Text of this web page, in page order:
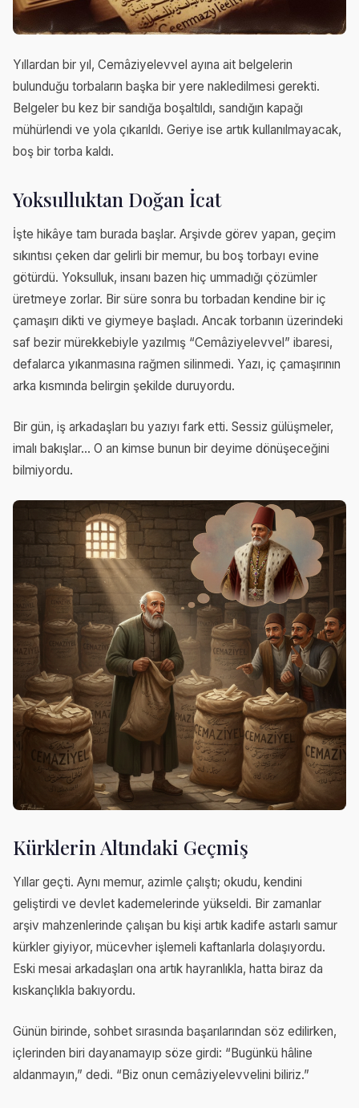
Yıllardan bir yıl, Cemâziyelevvel ayına ait belgelerin
bulunduğu torbaların başka bir yere nakledilmesi gerekti.
Belgeler bu kez bir sandığa boşaltıldı, sandığın kapağı
mühürlendi ve yola çıkarıldı. Geriye ise artık kullanılmayacak,
boş bir torba kaldı.
Yoksulluktan Doğan İcat
İşte hikâye tam burada başlar. Arşivde görev yapan, geçim
sıkıntısı çeken dar gelirli bir memur, bu boş torbayı evine
götürdü. Yoksulluk, insanı bazen hiç ummadığı çözümler
üretmeye zorlar. Bir süre sonra bu torbadan kendine bir iç
çamaşırı dikti ve giymeye başladı. Ancak torbanın üzerindeki
saf bezir mürekkebiyle yazılmış “Cemâziyelevvel” ibaresi,
defalarca yıkanmasına rağmen silinmedi. Yazı, iç çamaşırının
arka kısmında belirgin şekilde duruyordu.
Bir gün, iş arkadaşları bu yazıyı fark etti. Sessiz gülüşmeler,
imalı bakışlar… O an kimse bunun bir deyime dönüşeceğini
bilmiyordu.
Kürklerin Altındaki Geçmiş
Yıllar geçti. Aynı memur, azimle çalıştı; okudu, kendini
geliştirdi ve devlet kademelerinde yükseldi. Bir zamanlar
arşiv mahzenlerinde çalışan bu kişi artık kadife astarlı samur
kürkler giyiyor, mücevher işlemeli kaftanlarla dolaşıyordu.
Eski mesai arkadaşları ona artık hayranlıkla, hatta biraz da
kıskançlıkla bakıyordu.
Günün birinde, sohbet sırasında başarılarından söz edilirken,
içlerinden biri dayanamayıp söze girdi: “Bugünkü hâline
aldanmayın,” dedi. “Biz onun cemâziyelevvelini biliriz.”